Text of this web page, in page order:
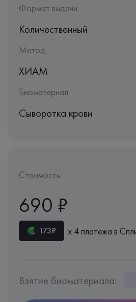
Формат выдачи:
Количественный
Метод:
ХИАМ
Биоматериал:
Сыворотка крови
Стоимость:
690 ₽
173₽ х 4 платежа в
Взятие биоматериала: